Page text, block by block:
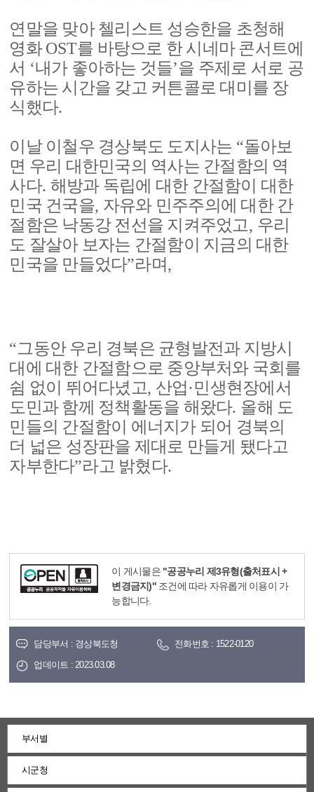
연말을 맞아 첼리스트 성승한을 초청해
영화OST를 바탕으로 한 시네마 콘서트에
서 ‘내가 좋아하는 것들’을 주제로 서로 공
유하는 시간을 갖고 커튼콜로 대미를 장
식했다.
이날 이철우 경상북도 도지사는 “돌아보
면 우리 대한민국의 역사는 간절함의 역
사다. 해방과 독립에 대한 간절함이 대한
민국 건국을, 자유와 민주주의에 대한 간
절함은 낙동강 전선을 지켜주었고, 우리
도 잘살아 보자는 간절함이 지금의 대한
민국을 만들었다”라며,
“그동안 우리 경북은 균형발전과 지방시
대에 대한 간절함으로 중앙부처와 국회를
쉼 없이 뛰어다녔고, 산업·민생현장에서
도민과 함께 정책활동을 해왔다. 올해 도
민들의 간절함이 에너지가 되어 경북의
더 넓은 성장판을 제대로 만들게 됐다고
자부한다”라고 밝혔다.
이 게시물은 "공공누리 제3유형(출처표시 +
변경금지)"조건에 따라 자유롭게 이용이 가
능합니다.
담당부서 : 경상북도청
전화번호 : 1522-0120
업데이트 : 2023.03.08
부서별
시군청